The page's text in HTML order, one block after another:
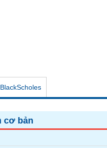
BlackScholes
cơ bản